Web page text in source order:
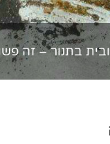
בתנור – זה